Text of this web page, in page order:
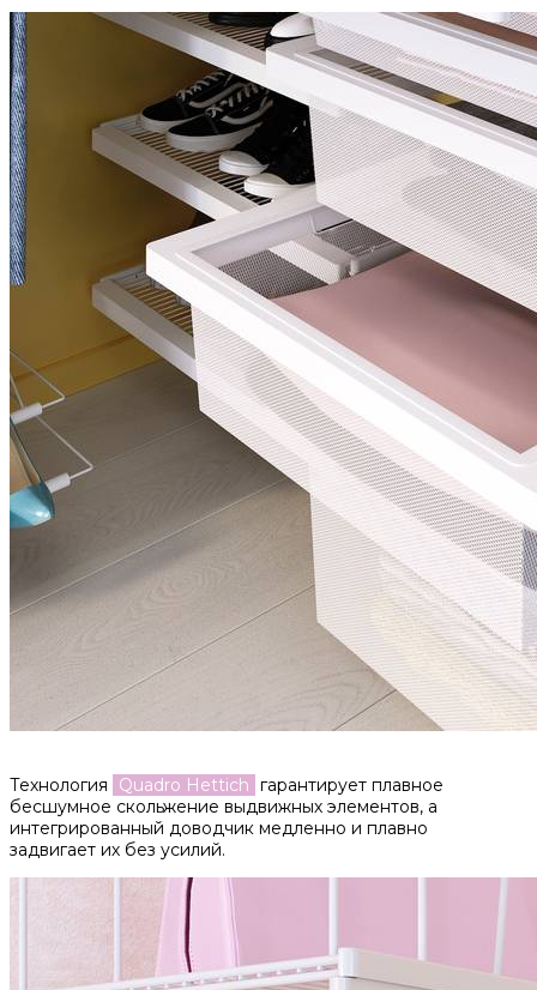
Технология Quadro Hettich гарантирует плавное
бесшумное скольжение выдвижных элементов, а
интегрированный доводчик медленно и плавно
задвигает их без усилий.